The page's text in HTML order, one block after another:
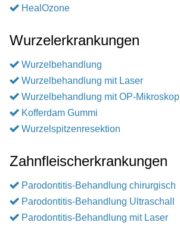
HealOzone
Wurzelerkrankungen
Wurzelbehandlung
Wurzelbehandlung mit Laser
Wurzelbehandlung mit OP-Mikroskop
Kofferdam Gummi
Wurzelspitzenresektion
Zahnfleischerkrankungen
Parodontitis-Behandlung chirurgisch
Parodontitis-Behandlung Ultraschall
Parodontitis-Behandlung mit Laser